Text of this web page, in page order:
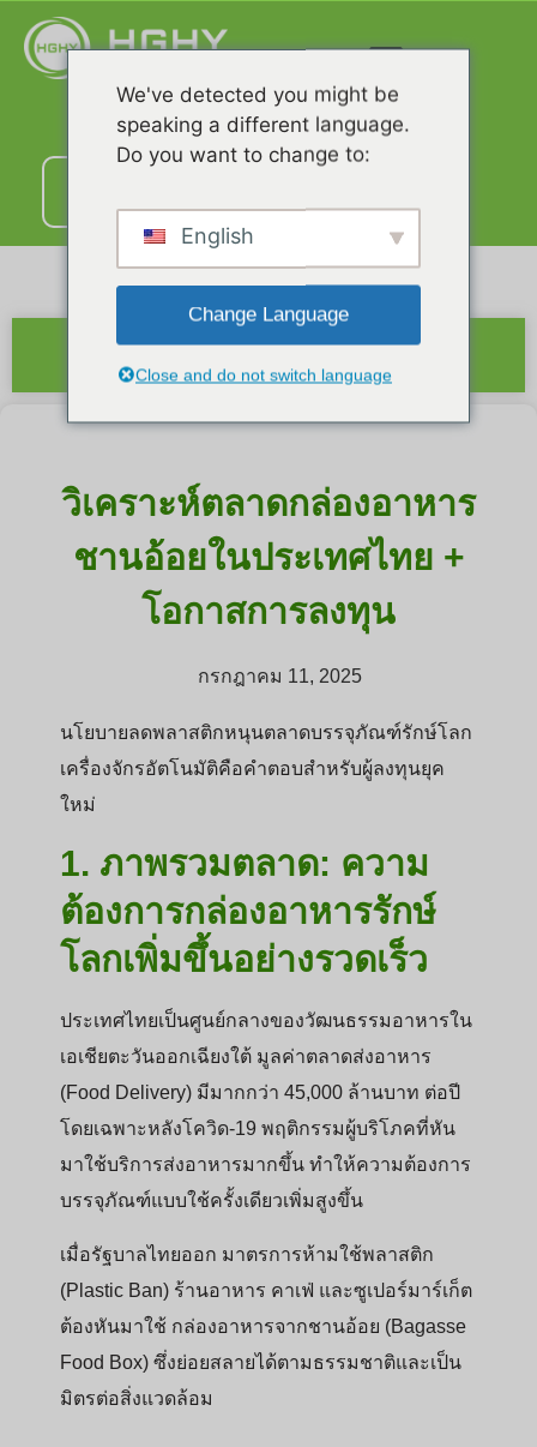
วิเคราะห์ตลาดกล่องอาหาร
ชานอ้อยในประเทศไทย +
โอกาสการลงทุน
กรกฎาคม 11, 2025
นโยบายลดพลาสติกหนุนตลาดบรรจุภัณฑ์รักษ์โลก
เครื่องจักรอัตโนมัติคือคำตอบสำหรับผู้ลงทุนยุค
ใหม่
1. ภาพรวมตลาด: ความ
ต้องการกล่องอาหารรักษ์
โลกเพิ่มขึ้นอย่างรวดเร็ว
ประเทศไทยเป็นศูนย์กลางของวัฒนธรรมอาหารใน
เอเชียตะวันออกเฉียงใต้ มูลค่าตลาดส่งอาหาร
(Food Delivery) มีมากกว่า 45,000 ล้านบาท ต่อปี
โดยเฉพาะหลังโควิด-19 พฤติกรรมผู้บริโภคที่หัน
มาใช้บริการส่งอาหารมากขึ้น ทำให้ความต้องการ
บรรจุภัณฑ์แบบใช้ครั้งเดียวเพิ่มสูงขึ้น
เมื่อรัฐบาลไทยออก มาตรการห้ามใช้พลาสติก
(Plastic Ban) ร้านอาหาร คาเฟ่ และซูเปอร์มาร์เก็ต
ต้องหันมาใช้ กล่องอาหารจากชานอ้อย (Bagasse
Food Box) ซึ่งย่อยสลายได้ตามธรรมชาติและเป็น
มิตรต่อสิ่งแวดล้อม
We've detected you might be
speaking a different language.
Do you want to change to:
English
Change Language
Close and do not switch language